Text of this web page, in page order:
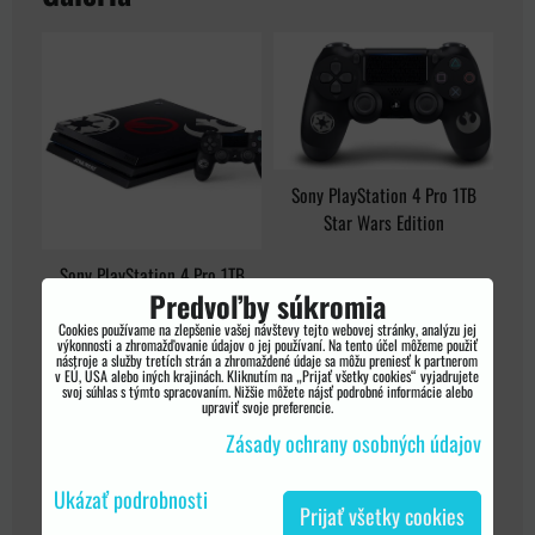
Sony PlayStation 4 Pro 1TB
Star Wars Edition
Sony PlayStation 4 Pro 1TB
Star Wars Edition
Predvoľby súkromia
Cookies používame na zlepšenie vašej návštevy tejto webovej stránky, analýzu jej
výkonnosti a zhromažďovanie údajov o jej používaní. Na tento účel môžeme použiť
nástroje a služby tretích strán a zhromaždené údaje sa môžu preniesť k partnerom
v EÚ, USA alebo iných krajinách. Kliknutím na „Prijať všetky cookies“ vyjadrujete
svoj súhlas s týmto spracovaním. Nižšie môžete nájsť podrobné informácie alebo
upraviť svoje preferencie.
Zásady ochrany osobných údajov
Ukázať podrobnosti
Prijať všetky cookies